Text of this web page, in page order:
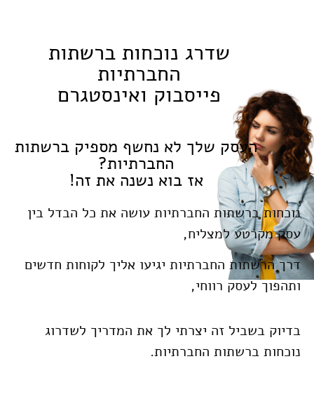
שדרג נוכחות ברשתות
החברתיות
פייסבוק ואינסטגרם
העסק שלך לא נחשף מספיק ברשתות
החברתיות?
אז בוא נשנה את זה!
נוכחות ברשתות החברתיות עושה את כל הבדל בין
עסק מקרטע למצליח,
דרך הרשתות החברתיות יגיעו אליך לקוחות חדשים
ותהפוך לעסק רווחי,
בדיוק בשביל זה יצרתי לך את המדריך לשדרוג
נוכחות ברשתות החברתיות.